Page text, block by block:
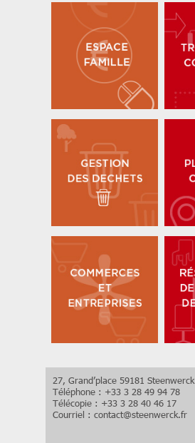
27, Grand’place 59181 Steenwerck
Téléphone : +33 3 28 49 94 78
Télécopie : +33 3 28 40 46 17
Courriel : contact@steenwerck.fr